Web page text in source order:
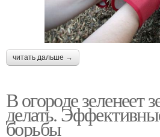
читать дальше →
В огороде зеленеет
делать.
борьбы